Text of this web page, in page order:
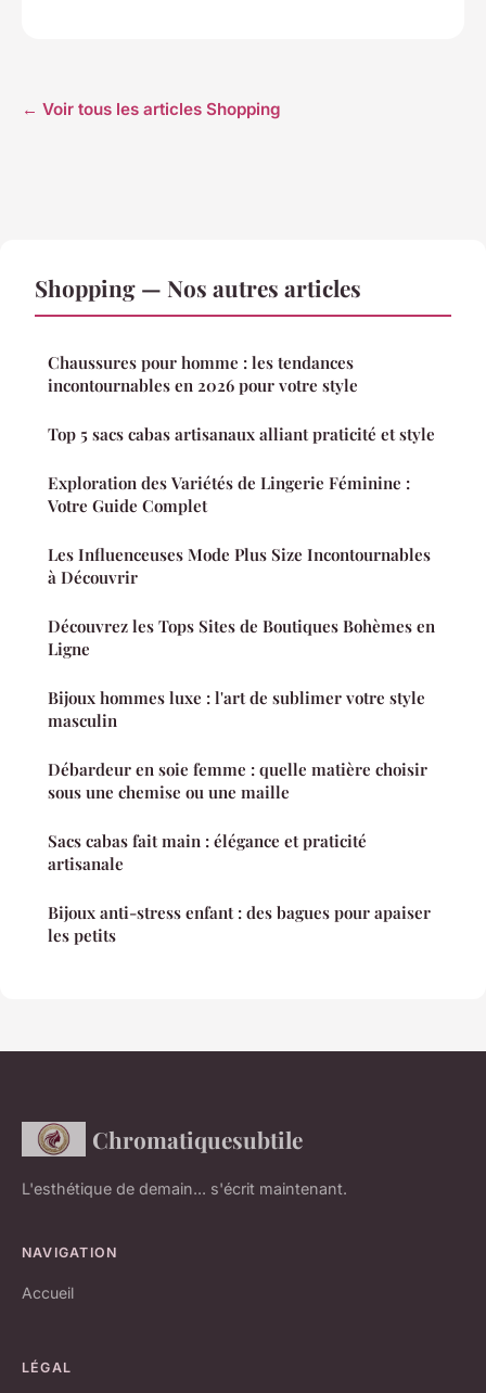
← Voir tous les articles Shopping
Shopping — Nos autres articles
Chaussures pour homme : les tendances
incontournables en 2026 pour votre style
Top 5 sacs cabas artisanaux alliant praticité et style
Exploration des Variétés de Lingerie Féminine :
Votre Guide Complet
Les Influenceuses Mode Plus Size Incontournables
à Découvrir
Découvrez les Tops Sites de Boutiques Bohèmes en
Ligne
Bijoux hommes luxe : l'art de sublimer votre style
masculin
Débardeur en soie femme : quelle matière choisir
sous une chemise ou une maille
Sacs cabas fait main : élégance et praticité
artisanale
Bijoux anti-stress enfant : des bagues pour apaiser
les petits
Chromatiquesubtile
L'esthétique de demain... s'écrit maintenant.
NAVIGATION
Accueil
LÉGAL